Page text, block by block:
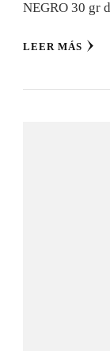
NEGRO 30 gr
LEER MÁS